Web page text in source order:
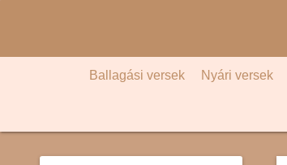
c
Ballagási versek Nyári versek